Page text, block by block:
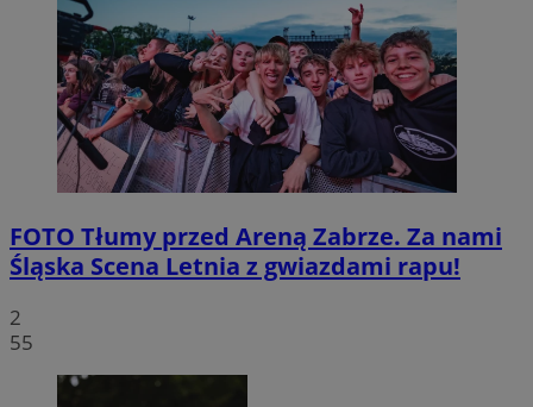
FOTO Tłumy przed Areną Zabrze. Za nami
Śląska Scena Letnia z gwiazdami rapu!
2
55